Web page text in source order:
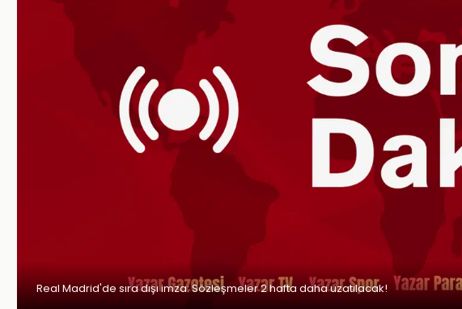
Real Madrid'de sıra dışı imza: Sözleşmeler 2 hafta daha uzatılacak!